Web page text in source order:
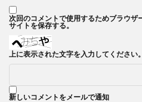
次回のコメントで使用するためブラウザ
サイトを保存する。
上に表示された文字を入力してください。
新しいコメントをメールで通知